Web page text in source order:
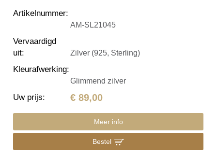
Artikelnummer:
AM-SL21045
Vervaardigd
uit: Zilver (925, Sterling)
Kleurafwerking:
Glimmend zilver
Uw prijs: € 89,00
Meer info
Bestel